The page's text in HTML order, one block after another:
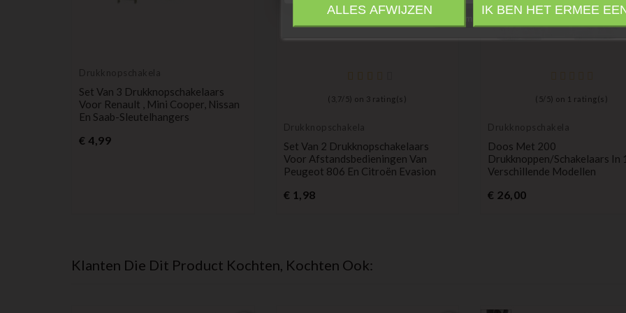
Drukknopschakelaar
Set Van 3 Drukknopschakelaars
Voor Renault , Mini Cooper, Nissan
En Saab-Sleutelhangers
€ 4,99Prijs
( 3,7/ 5) on 3 rating(s)
Drukknopschakelaar
Set Van 2 Drukknopschakelaars
Voor Afstandsbedieningen Van
Peugeot 806 En Citroën Evasion
€ 1,98Prijs
( 5/ 5) on 1 rating(s)
Drukknopschakelaar
Doos Met 200
Drukknoppen/schakelaars In
Verschillende Modellen
€ 26,00Prijs
Klanten Die Dit Product Kochten, Kochten Ook:
ALLES AFWIJZEN IK BEN HET ERMEE
Information